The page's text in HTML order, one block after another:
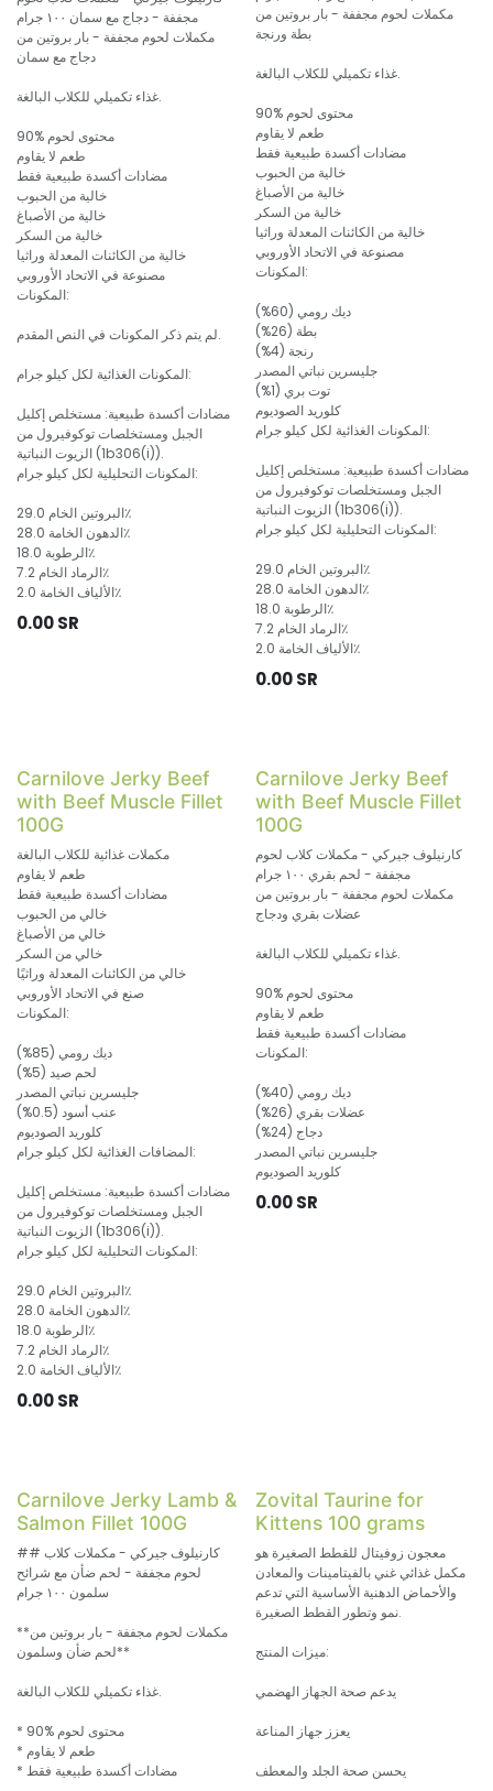
مجففة - دجاج مع سمان ١٠٠ جرام
مكملات لحوم مجففة - بار بروتين من
دجاج مع سمان
غذاء تكميلي للكلاب البالغة.
90% محتوى لحوم
طعم لا يقاوم
مضادات أكسدة طبيعية فقط
خالية من الحبوب
خالية من الأصباغ
خالية من السكر
خالية من الكائنات المعدلة وراثيا
مصنوعة في الاتحاد الأوروبي
المكونات:
لم يتم ذكر المكونات في النص المقدم.
المكونات الغذائية لكل كيلو جرام:
مضادات أكسدة طبيعية: مستخلص إكليل
الجبل ومستخلصات توكوفيرول من
الزيوت النباتية (1b306(i)).
المكونات التحليلية لكل كيلو جرام:
البروتين الخام 29.0٪
الدهون الخامة 28.0٪
الرطوبة 18.0٪
الرماد الخام 7.2٪
الألياف الخامة 2.0٪
0.00SR
مكملات لحوم مجففة - بار بروتين من
بطة ورنجة
غذاء تكميلي للكلاب البالغة.
90% محتوى لحوم
طعم لا يقاوم
مضادات أكسدة طبيعية فقط
خالية من الحبوب
خالية من الأصباغ
خالية من السكر
خالية من الكائنات المعدلة وراثيا
مصنوعة في الاتحاد الأوروبي
المكونات:
ديك رومي (60%)
بطة (26%)
رنجة (4%)
جليسرين نباتي المصدر
توت بري (1%)
كلوريد الصوديوم
المكونات الغذائية لكل كيلو جرام:
مضادات أكسدة طبيعية: مستخلص إكليل
الجبل ومستخلصات توكوفيرول من
الزيوت النباتية (1b306(i)).
المكونات التحليلية لكل كيلو جرام:
البروتين الخام 29.0٪
الدهون الخامة 28.0٪
الرطوبة 18.0٪
الرماد الخام 7.2٪
الألياف الخامة 2.0٪
0.00SR
Carnilove Jerky Beef
with Beef Muscle Fillet
100G
مكملات غذائية للكلاب البالغة
طعم لا يقاوم
مضادات أكسدة طبيعية فقط
خالي من الحبوب
خالي من الأصباغ
خالي من السكر
خالي من الكائنات المعدلة وراثيًا
صنع في الاتحاد الأوروبي
المكونات:
ديك رومي (85%)
لحم صيد (5%)
جليسرين نباتي المصدر
عنب أسود (0.5%)
كلوريد الصوديوم
المضافات الغذائية لكل كيلو جرام:
مضادات أكسدة طبيعية: مستخلص إكليل
الجبل ومستخلصات توكوفيرول من
الزيوت النباتية (1b306(i)).
المكونات التحليلية لكل كيلو جرام:
البروتين الخام 29.0٪
الدهون الخامة 28.0٪
الرطوبة 18.0٪
الرماد الخام 7.2٪
الألياف الخامة 2.0٪
0.00SR
Carnilove Jerky Beef
with Beef Muscle Fillet
100G
كارنيلوف جيركي - مكملات كلاب لحوم
مجففة - لحم بقري ١٠٠ جرام
مكملات لحوم مجففة - بار بروتين من
عضلات بقري ودجاج
غذاء تكميلي للكلاب البالغة.
90% محتوى لحوم
طعم لا يقاوم
مضادات أكسدة طبيعية فقط
المكونات:
ديك رومي (40%)
عضلات بقري (26%)
دجاج (24%)
جليسرين نباتي المصدر
كلوريد الصوديوم
0.00SR
Carnilove Jerky Lamb &
Salmon Fillet 100G
## كارنيلوف جيركي - مكملات كلاب
لحوم مجففة - لحم ضأن مع شرائح
سلمون ١٠٠ جرام
**مكملات لحوم مجففة - بار بروتين من
لحم ضأن وسلمون**
غذاء تكميلي للكلاب البالغة.
* 90% محتوى لحوم
* طعم لا يقاوم
* مضادات أكسدة طبيعية فقط
Zovital Taurine for
Kittens 100 grams
معجون زوفيتال للقطط الصغيرة هو
مكمل غذائي غني بالفيتامينات والمعادن
والأحماض الدهنية الأساسية التي تدعم
نمو وتطور القطط الصغيرة.
ميزات المنتج:
يدعم صحة الجهاز الهضمي
يعزز جهاز المناعة
يحسن صحة الجلد والمعطف